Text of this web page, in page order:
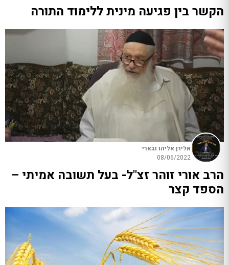
הקשר בין פגיעה מינית ללימוד התורה
אלירן אליהו נגארי
08/06/2022
הרב אורי זוהר זצ"ל- בעל תשובה אמיתי –
הספד קצר